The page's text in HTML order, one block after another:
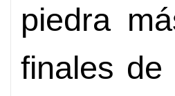
piedra
finales